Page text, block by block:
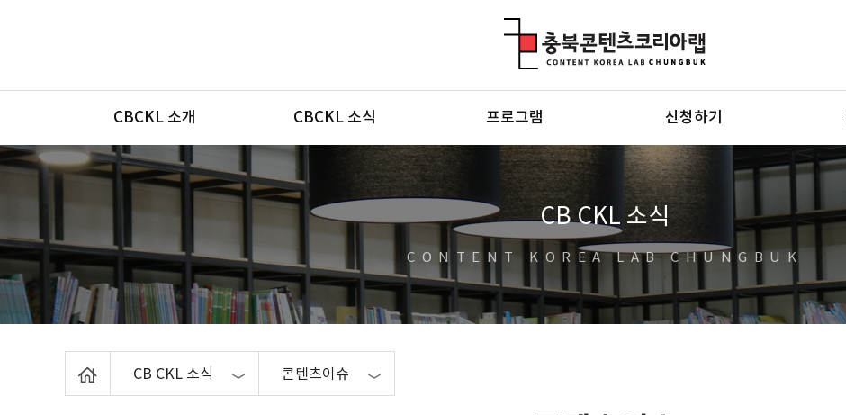
메뉴
CBCKL 소개 CBCKL 소식 프로그램 신청하기
CB CKL 소식
CONTENT KOREA LAB CHUNGBUK
CB CKL 소식 콘텐츠이슈